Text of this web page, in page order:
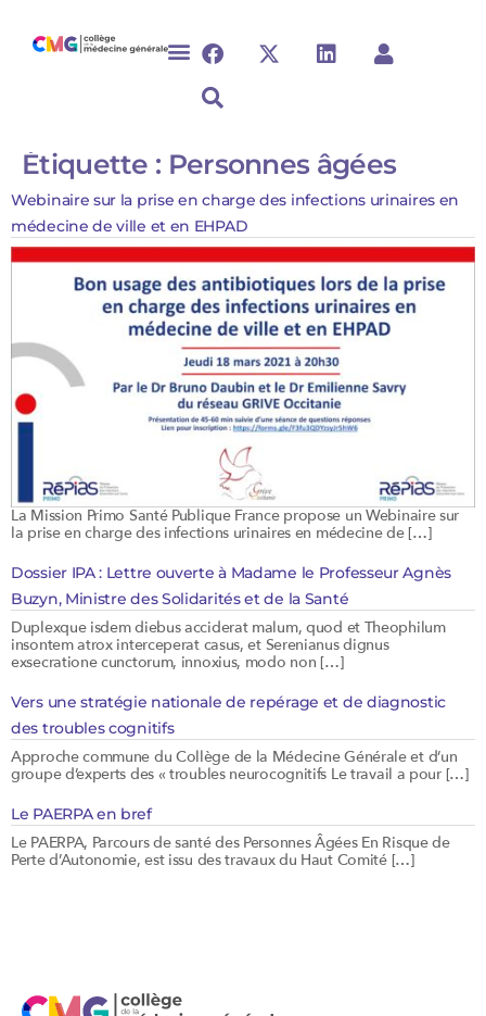
Étiquette : Personnes âgées
Webinaire sur la prise en charge des infections urinaires en
médecine de ville et en EHPAD
La Mission Primo Santé Publique France propose un Webinaire sur
la prise en charge des infections urinaires en médecine de […]
Dossier IPA : Lettre ouverte à Madame le Professeur Agnès
Buzyn, Ministre des Solidarités et de la Santé
Duplexque isdem diebus acciderat malum, quod et Theophilum
insontem atrox interceperat casus, et Serenianus dignus
exsecratione cunctorum, innoxius, modo non […]
Vers une stratégie nationale de repérage et de diagnostic
des troubles cognitifs
Approche commune du Collège de la Médecine Générale et d’un
groupe d’experts des « troubles neurocognitifs Le travail a pour […]
Le PAERPA en bref
Le PAERPA, Parcours de santé des Personnes Âgées En Risque de
Perte d’Autonomie, est issu des travaux du Haut Comité […]